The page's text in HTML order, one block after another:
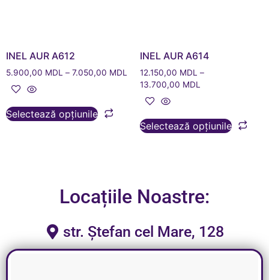
INEL AUR A612
5.900,00 MDL – 7.050,00 MDL
Selectează opțiunile
INEL AUR A614
12.150,00 MDL –
13.700,00 MDL
Selectează opțiunile
Locațiile Noastre:
str. Ștefan cel Mare, 128